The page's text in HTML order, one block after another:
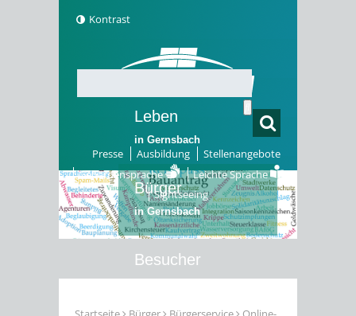
Kontrast
Presse Ausbildung
Stellenangebote
Gebärdensprache
Leichte Sprache
Sightseeing
Leben
in Gernsbach
Bürger
in Gernsbach
Besucher